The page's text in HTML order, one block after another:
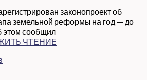
законопроект об
земельной реформы на год — до
этом сообщил
ЧТЕНИЕ